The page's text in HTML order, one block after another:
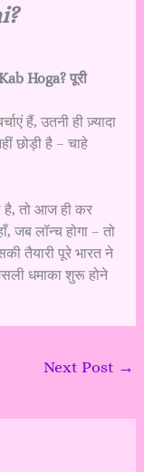
Hoga? पूरी
हैं, उतनी ही ज़्यादा
छोड़ी है – चाहे
है, तो आज ही कर
जब लॉन्च होगा – तो
तैयारी पूरे भारत ने
धमाका शुरू होने
Next Post →